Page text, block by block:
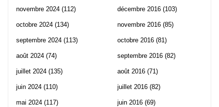
novembre 2024 (112)
octobre 2024 (134)
septembre 2024 (113)
août 2024 (74)
juillet 2024 (135)
juin 2024 (110)
mai 2024 (117)
décembre 2016 (103)
novembre 2016 (85)
octobre 2016 (81)
septembre 2016 (82)
août 2016 (71)
juillet 2016 (82)
juin 2016 (69)